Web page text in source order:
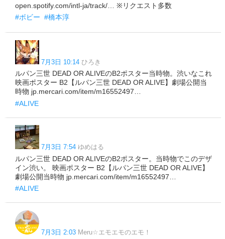
open.spotify.com/intl-ja/track/… ※リクエスト多数
#ボビー #橋本淳
7月3日 10:14 ひろき
ルパン三世 DEAD OR ALIVEのB2ポスター当時物。渋いなこれ
⁠映画ポスター B2【ルパン三世 DEAD OR ALIVE】劇場公開当
時物 jp.mercari.com/item/m16552497…
#ALIVE
7月3日 7:54 ゆめはる
ルパン三世 DEAD OR ALIVEのB2ポスター。当時物でこのデザ
イン渋い。 ⁠映画ポスター B2【ルパン三世 DEAD OR ALIVE】
劇場公開当時物 jp.mercari.com/item/m16552497…
#ALIVE
7月3日 2:03 Meru☆エモエモのエモ！